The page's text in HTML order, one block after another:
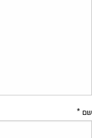
שם *